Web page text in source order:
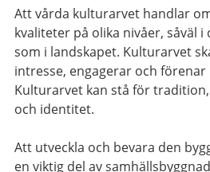
Att vårda kulturarvet handlar
kvaliteter på olika nivåer, såväl
som i landskapet. Kulturarvet
intresse, engagerar och
Kulturarvet kan stå för
och identitet.
Att utveckla och bevara den
en viktig del av